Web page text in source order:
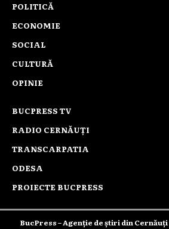
POLITICĂ
ECONOMIE
SOCIAL
CULTURĂ
OPINIE
BUCPRESS TV
RADIO CERNĂUȚI
TRANSCARPATIA
ODESA
PROIECTE BUCPRESS
BucPress – Agenție de știri din Cernăuți